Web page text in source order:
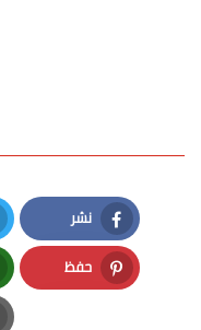
نشر
Facebook
حفظ
Pinterest